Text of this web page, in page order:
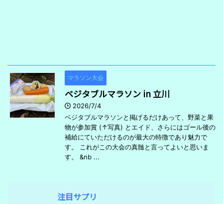
マラソン大会
ベジタブルマラソン in 立川
2026/7/4
ベジタブルマラソンと掲げるだけあって、野菜と果
物が参加賞 (↑写真) とエイド、さらにはゴール後の
補給にていただけるのが最大の特徴であり魅力で
す。 これがこの大会の真髄と言ってよいと思いま
す。 &nb ...
注目サプリ